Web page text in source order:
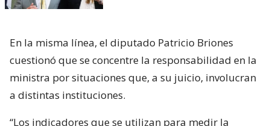
En la misma línea, el diputado Patricio Briones
cuestionó que se concentre la responsabilidad en la
ministra por situaciones que, a su juicio, involucran
a distintas instituciones.
“Los indicadores que se utilizan para medir la